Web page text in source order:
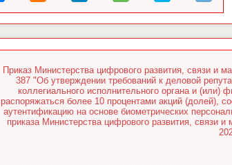
Приказ Министерства цифрового развития, связи и
387 "Об утверждении требований к деловой
коллегиального исполнительного органа и
распоряжаться более 10 процентами акций (долей),
аутентификацию на основе биометрических
приказа Министерства цифрового развития, связи